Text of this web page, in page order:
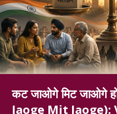
कट जाओगे मिट जाओगे
Jaoge Mit